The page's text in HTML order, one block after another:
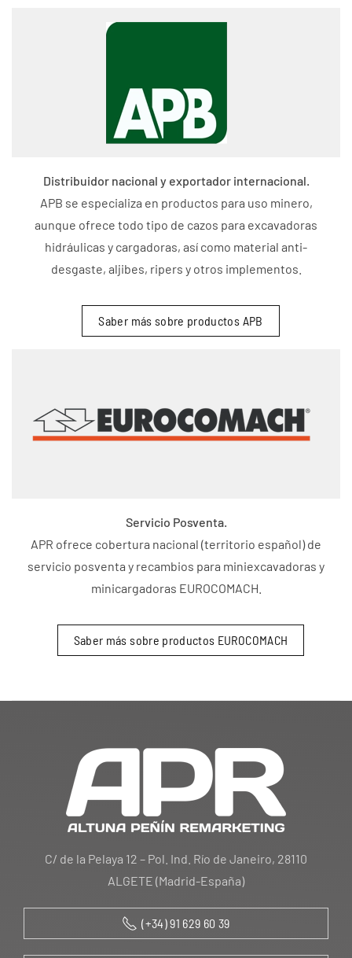
Distribuidor nacional y exportador internacional.
APB se especializa en productos para uso minero,
aunque ofrece todo tipo de cazos para excavadoras
hidráulicas y cargadoras, así como material anti-
desgaste, aljibes, ripers y otros implementos.
Saber más sobre productos APB
Servicio Posventa.
APR ofrece cobertura nacional (territorio español) de
servicio posventa y recambios para miniexcavadoras y
minicargadoras EUROCOMACH.
Saber más sobre productos EUROCOMACH
C/ de la Pelaya 12 – Pol. Ind. Río de Janeiro, 28110
ALGETE (Madrid-España)
(+34) 91 629 60 39